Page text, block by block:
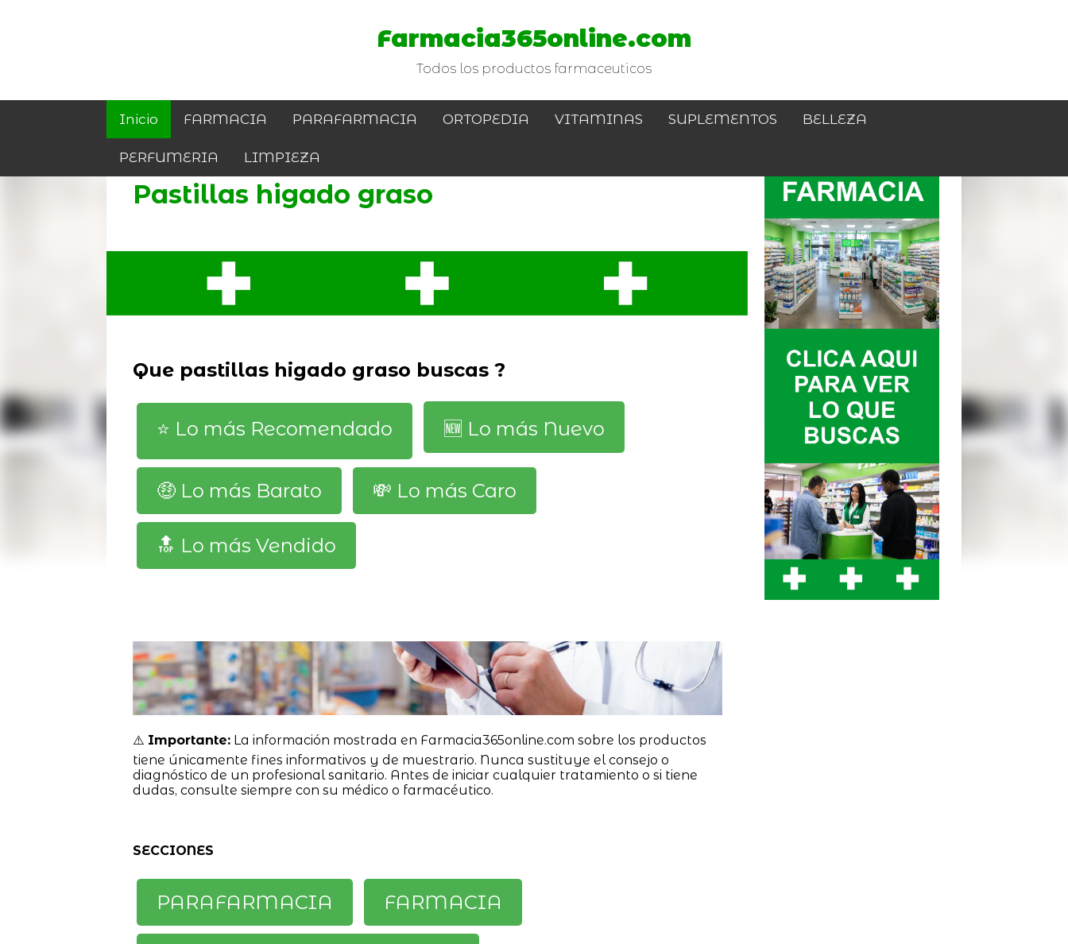
Farmacia365online.com
Todos los productos farmaceuticos
Inicio FARMACIA PARAFARMACIA ORTOPEDIA VITAMINAS SUPLEMENTOS BELLEZA
PERFUMERIA LIMPIEZA
Pastillas higado graso
Que pastillas higado graso buscas ?
⭐️ Lo más Recomendado 🆕️ Lo más Nuevo
🤑 Lo más Barato 💸 Lo más Caro
🔝 Lo más Vendido
⚠️ Importante:La información mostrada en Farmacia365online.com sobre los productos
tiene únicamente fines informativos y de muestrario. Nunca sustituye el consejo o
diagnóstico de un profesional sanitario. Antes de iniciar cualquier tratamiento o si tiene
dudas, consulte siempre con su médico o farmacéutico.
SECCIONES
PARAFARMACIA FARMACIA